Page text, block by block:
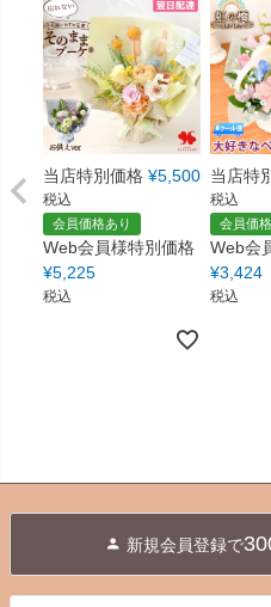
当店特別価格 ¥5,500
税込
会員価格あり
Web会員様特別価格
¥5,225
税込
当店特
税込
会員価
Web会
¥3,424
税込
新規会員登録で